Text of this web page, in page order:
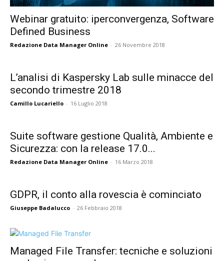
Webinar gratuito: iperconvergenza, Software
Defined Business
Redazione Data Manager Online - 26 Novembre 2018
L’analisi di Kaspersky Lab sulle minacce del
secondo trimestre 2018
Camillo Lucariello - 16 Luglio 2018
Suite software gestione Qualità, Ambiente e
Sicurezza: con la release 17.0...
Redazione Data Manager Online - 16 Marzo 2018
GDPR, il conto alla rovescia è cominciato
Giuseppe Badalucco - 26 Febbraio 2018
Managed File Transfer: tecniche e soluzioni